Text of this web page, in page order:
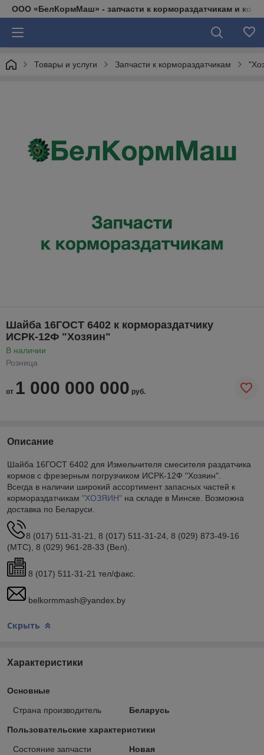
ООО «БелКормМаш» - запчасти к кормораздатчикам и
Товары и услуги Запчасти к кормораздатчикам
Шайба 16ГОСТ 6402 к кормораздатчику
ИСРК-12Ф "Хозяин"
В наличии
Розница
от 1 000 000 000 руб.
Описание
Шайба 16ГОСТ 6402 для Измельчителя смесителя раздатчика
кормов с фрезерным погрузчиком ИСРК-12Ф "Хозяин".
Всегда в наличии широкий ассортимент запасных частей к
кормораздатчикам "ХОЗЯИН" на складе в Минске. Возможна
доставка по Беларуси.
8 (017) 511-31-21, 8 (017) 511-31-24, 8 (029) 873-49-16
(МТС), 8 (029) 961-28-33 (Вел).
8 (017) 511-31-21 тел/факс.
belkormmash@yandex.by
Скрыть
Характеристики
Основные
Страна производитель Беларусь
Пользовательские характеристики
Состояние запчасти
Новая